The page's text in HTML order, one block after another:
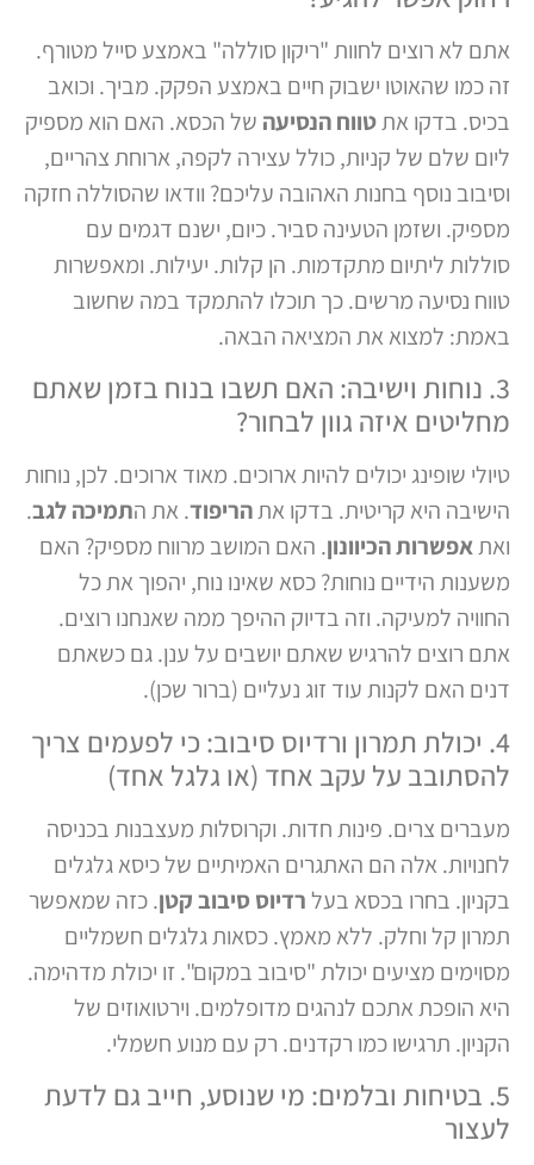
אתם לא רוצים לחוות "ריקון סוללה" באמצע סייל מטורף.
זה כמו שהאוטו ישבוק חיים באמצע הפקק. מביך. וכואב
בכיס. בדקו אתטווח הנסיעהשל הכסא. האם הוא מספיק
ליום שלם של קניות, כולל עצירה לקפה, ארוחת צהריים,
וסיבוב נוסף בחנות האהובה עליכם? וודאו שהסוללה חזקה
מספיק. ושזמן הטעינה סביר. כיום, ישנם דגמים עם
סוללות ליתיום מתקדמות. הן קלות. יעילות. ומאפשרות
טווח נסיעה מרשים. כך תוכלו להתמקד במה שחשוב
באמת: למצוא את המציאה הבאה.
3. נוחות וישיבה: האם תשבו בנוח בזמן שאתם
מחליטים איזה גוון לבחור?
טיולי שופינג יכולים להיות ארוכים. מאוד ארוכים. לכן, נוחות
הישיבה היא קריטית. בדקו אתהריפוד. את התמיכה לגב.
ואתאפשרות הכיוונון. האם המושב מרווח מספיק? האם
משענות הידיים נוחות? כסא שאינו נוח, יהפוך את כל
החוויה למעיקה. וזה בדיוק ההיפך ממה שאנחנו רוצים.
אתם רוצים להרגיש שאתם יושבים על ענן. גם כשאתם
דנים האם לקנות עוד זוג נעליים (ברור שכן).
4. יכולת תמרון ורדיוס סיבוב: כי לפעמים צריך
להסתובב על עקב אחד (או גלגל אחד)
מעברים צרים. פינות חדות. וקרוסלות מעצבנות בכניסה
לחנויות. אלה הם האתגרים האמיתיים של כיסא גלגלים
בקניון. בחרו בכסא בעלרדיוס סיבוב קטן. כזה שמאפשר
תמרון קל וחלק. ללא מאמץ. כסאות גלגלים חשמליים
מסוימים מציעים יכולת "סיבוב במקום". זו יכולת מדהימה.
היא הופכת אתכם לנהגים מדופלמים. וירטואוזים של
הקניון. תרגישו כמו רקדנים. רק עם מנוע חשמלי.
5. בטיחות ובלמים: מי שנוסע, חייב גם לדעת
לעצור